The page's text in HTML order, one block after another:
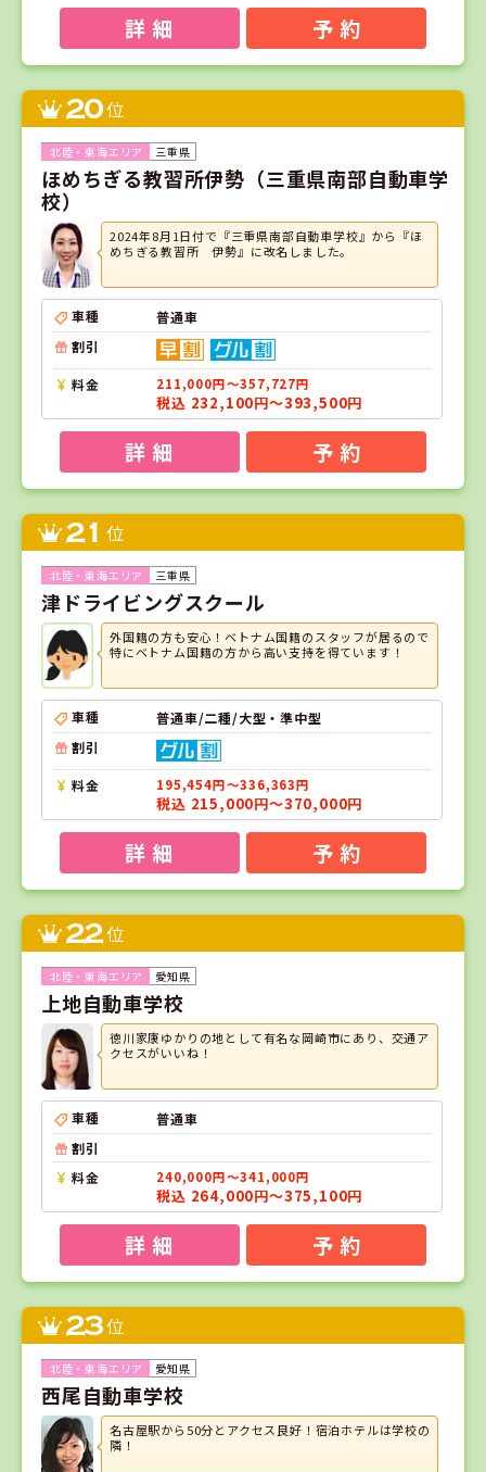
詳 細 予 約
20位
三重県
ほめちぎる教習所伊勢（三重県南部自動車学
校）
2024年8月1日付で『三重県南部自動車学校』から『ほ
めちぎる教習所 伊勢』に改名しました。
車種
普通車
割引
料金 211,000円～357,727円
税込 232,100円～393,500円
詳 細 予 約
21 位
三重県
津ドライビングスクール
外国籍の方も安心！ベトナム国籍のスタッフが居るので
特にベトナム国籍の方から高い支持を得ています！
車種
普通車/二種/大型・準中型
割引
料金 195,454円～336,363円
税込 215,000円～370,000円
詳 細 予 約
22位
愛知県
上地自動車学校
徳川家康ゆかりの地として有名な岡崎市にあり、交通ア
クセスがいいね！
車種
普通車
割引
料金
240,000円～341,000円
税込 264,000円～375,100円
詳 細 予 約
23位
愛知県
西尾自動車学校
名古屋駅から50分とアクセス良好！宿泊ホテルは学校の
隣！